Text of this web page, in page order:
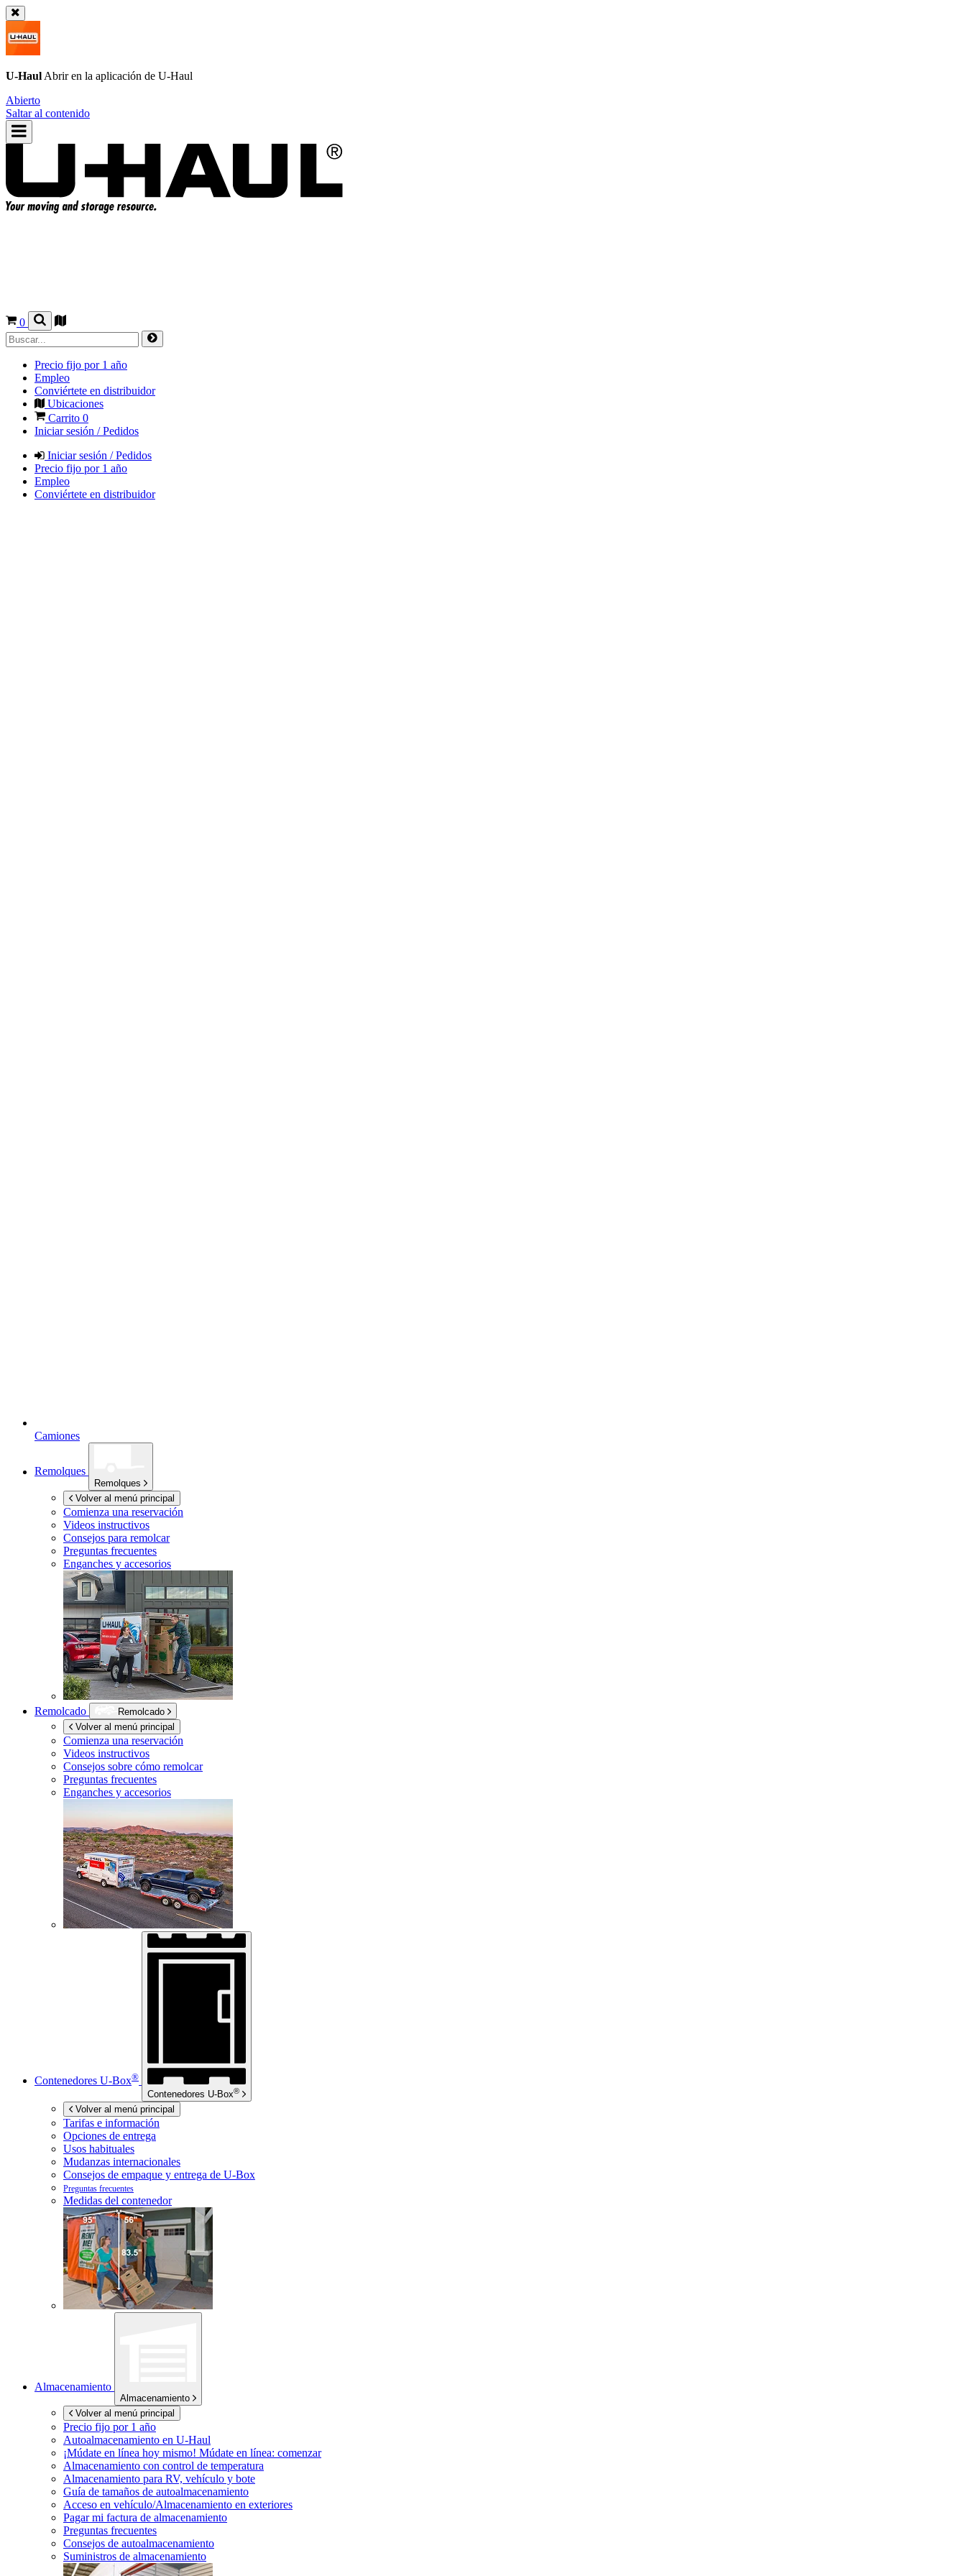
U-Haul Abrir en la aplicación de U-Haul
Abierto
Saltar al contenido
0
Precio fijo por 1 año
Empleo
Conviértete en distribuidor
Ubicaciones
Carrito 0
Iniciar sesión / Pedidos
Iniciar sesión / Pedidos
Precio fijo por 1 año
Empleo
Conviértete en distribuidor
Camiones
Remolques
Remolques
Volver al menú principal
Comienza una reservación
Videos instructivos
Consejos para remolcar
Preguntas frecuentes
Enganches y accesorios
Remolcado
Remolcado
Volver al menú principal
Comienza una reservación
Videos instructivos
Consejos sobre cómo remolcar
Preguntas frecuentes
Enganches y accesorios
Contenedores U-Box®
Contenedores U-Box®
Volver al menú principal
Tarifas e información
Opciones de entrega
Usos habituales
Mudanzas internacionales
Consejos de empaque y entrega de U-Box
Preguntas frecuentes
Medidas del contenedor
Almacenamiento
Almacenamiento
Volver al menú principal
Precio fijo por 1 año
Autoalmacenamiento en U-Haul
¡Múdate en línea hoy mismo! Múdate en línea: comenzar
Almacenamiento con control de temperatura
Almacenamiento para RV, vehículo y bote
Guía de tamaños de autoalmacenamiento
Acceso en vehículo/Almacenamiento en exteriores
Pagar mi factura de almacenamiento
Preguntas frecuentes
Consejos de autoalmacenamiento
Suministros de almacenamiento